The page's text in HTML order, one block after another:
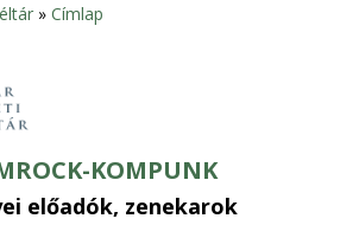
» Címlap
KOMPUNK
előadók, zenekarok